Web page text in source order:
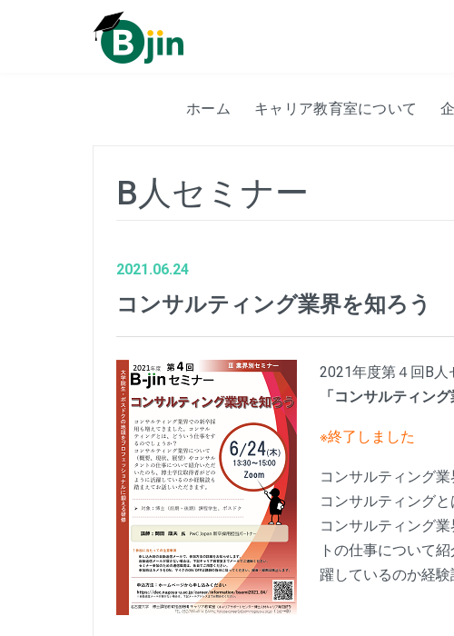
ホーム キャリア教育室について
B人セミナー
2021.06.24
コンサルティング業界を知ろう
2021年度第４回B人
「コンサルティン
※終了しました
コンサルティング
コンサルティング
コンサルティング
トの仕事について
躍しているのか経験